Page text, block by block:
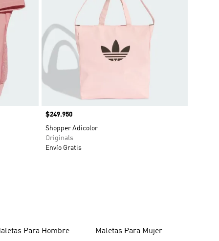
Precio
$249.950
Shopper Adicolor
Originals
Envío Gratis
Para Hombre Maletas Para Mujer